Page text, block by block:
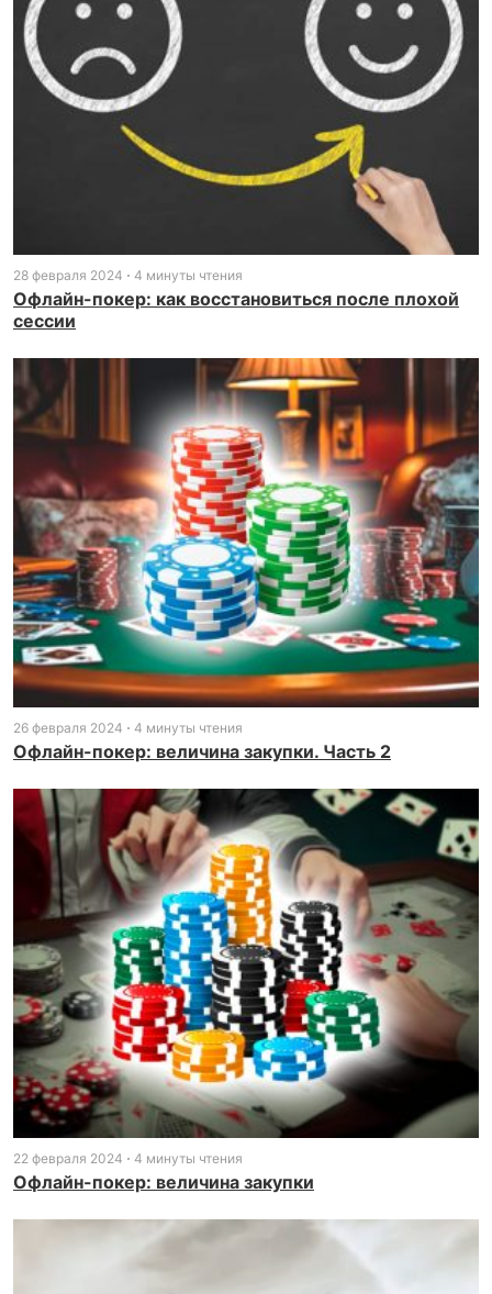
28 февраля 2024 4 минуты чтения
Офлайн-покер: как восстановиться после плохой
сессии
26 февраля 2024 4 минуты чтения
Офлайн-покер: величина закупки. Часть 2
22 февраля 2024 4 минуты чтения
Офлайн-покер: величина закупки